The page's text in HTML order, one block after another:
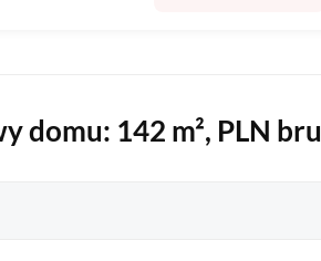
domu: 142 m², PLN